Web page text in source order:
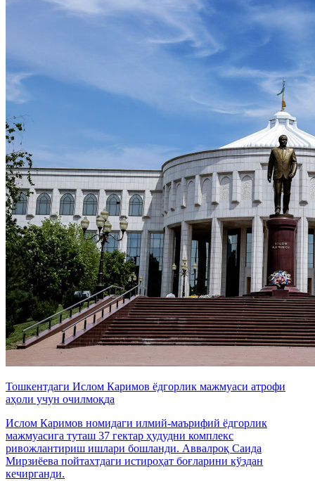
Тошкентдаги Ислом Каримов ёдгорлик мажмуаси атрофи
аҳоли учун очилмоқда
Ислом Каримов номидаги илмий-маърифий ёдгорлик
мажмуасига туташ 37 гектар ҳудудни комплекс
ривожлантириш ишлари бошланди. Аввалроқ Саида
Мирзиёева пойтахтдаги истироҳат боғларини кўздан
кечирганди.